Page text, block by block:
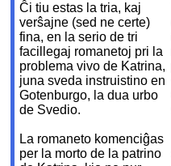
Ĉi tiu estas la tria, kaj
verŝajne (sed ne certe)
fina, en la serio de tri
facillegaj romanetoj pri la
problema vivo de Katrina,
juna sveda instruistino en
Gotenburgo, la dua urbo
de Svedio.
La romaneto komenciĝas
per la morto de la patrino